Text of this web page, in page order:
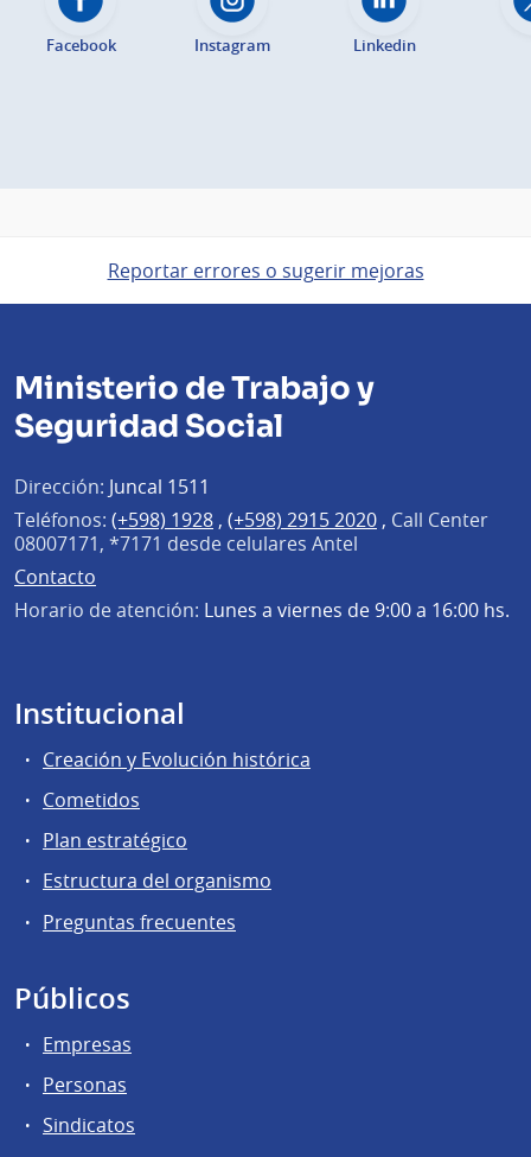
Facebook Instagram Linkedin
Reportar errores o sugerir mejoras
Ministerio de Trabajo y
Seguridad Social
Dirección: Juncal 1511
Teléfonos: (+598) 1928 , (+598) 2915 2020 , Call Center
08007171, *7171 desde celulares Antel
Contacto
Horario de atención: Lunes a viernes de 9:00 a 16:00 hs.
Institucional
Creación y Evolución histórica
Cometidos
Plan estratégico
Estructura del organismo
Preguntas frecuentes
Públicos
Empresas
Personas
Sindicatos